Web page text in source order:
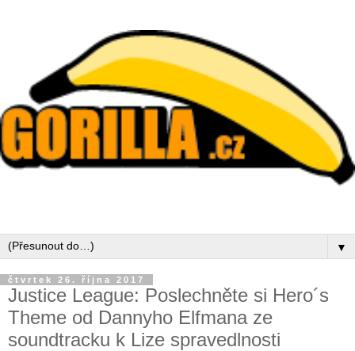
▼
čtvrtek 26. října 2017
Justice League: Poslechněte si Hero´s
Theme od Dannyho Elfmana ze
soundtracku k Lize spravedlnosti